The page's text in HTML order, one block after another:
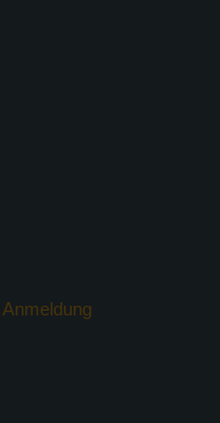
Anmeldung